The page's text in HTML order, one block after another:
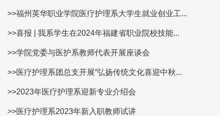
>>福州英华职业学院医疗护理系大学生就业创业工...
>>喜报 | 我系学生在2024年福建省职业院校技能...
>>学院党委与医护系教师代表开展座谈会
>>医疗护理系团总支开展“弘扬传统文化喜迎中秋...
>>2023年医疗护理系迎新专业介绍会
>>医疗护理系2023年新入职教师试讲